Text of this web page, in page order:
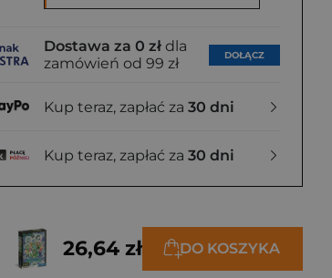
Dostawa za 0 zł dla
zamówień od 99 zł
DOŁĄCZ
Kup teraz, zapłać za 30 dni
Kup teraz, zapłać za 30 dni
26,64 zł DO KOSZYKA